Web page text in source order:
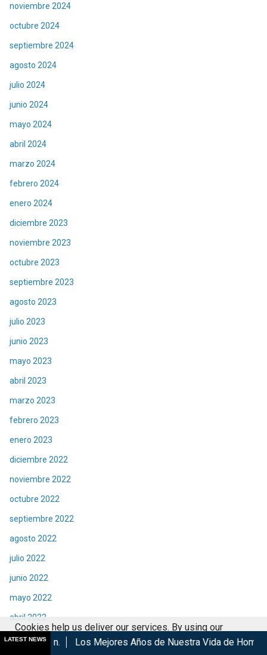
noviembre 2024
octubre 2024
septiembre 2024
agosto 2024
julio 2024
junio 2024
mayo 2024
abril 2024
marzo 2024
febrero 2024
enero 2024
diciembre 2023
noviembre 2023
octubre 2023
septiembre 2023
agosto 2023
julio 2023
junio 2023
mayo 2023
abril 2023
marzo 2023
febrero 2023
enero 2023
diciembre 2022
noviembre 2022
octubre 2022
septiembre 2022
agosto 2022
julio 2022
junio 2022
mayo 2022
abril 2022
marzo 2022
LATEST NEWS
Los Mejores Años de Nuestra Vida de Hombres G en cines
Cookies help us deliver our services. By using our
services, you agree to our use of cookies.
Got it